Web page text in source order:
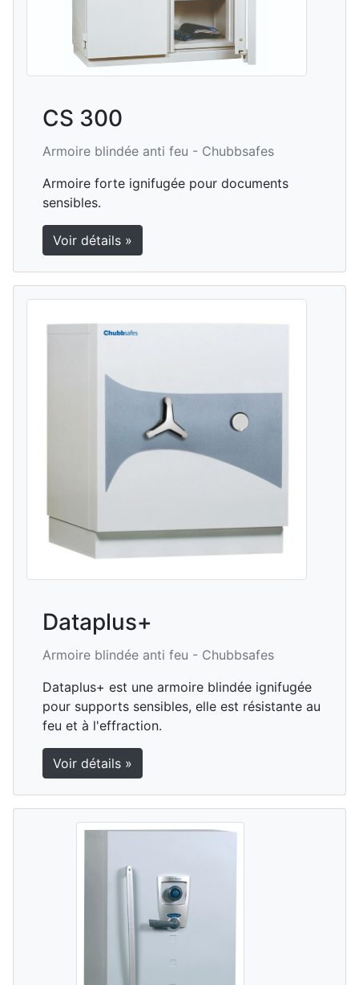
CS 300
Armoire blindée anti feu - Chubbsafes
Armoire forte ignifugée pour documents
sensibles.
Voir détails »
Dataplus+
Armoire blindée anti feu - Chubbsafes
Dataplus+ est une armoire blindée ignifugée
pour supports sensibles, elle est résistante au
feu et à l'effraction.
Voir détails »